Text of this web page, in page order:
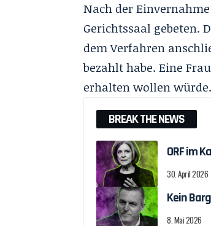
Nach der
Gerichtssaal gebeten.
dem Verfahren
bezahlt habe. Eine
erhalten wollen
BREAK THE NEWS
ORF im
30. April 2026
Kein
8. Mai 2026